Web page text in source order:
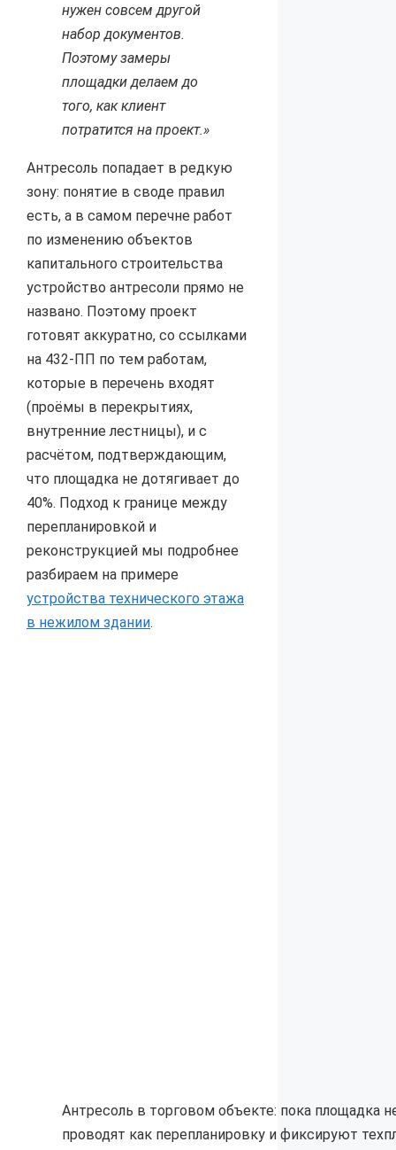
нужен совсем другой
набор документов.
Поэтому замеры
площадки делаем до
того, как клиент
потратится на проект.»
Антресоль попадает в редкую
зону: понятие в своде правил
есть, а в самом перечне работ
по изменению объектов
капитального строительства
устройство антресоли прямо не
названо. Поэтому проект
готовят аккуратно, со ссылками
на 432-ПП по тем работам,
которые в перечень входят
(проёмы в перекрытиях,
внутренние лестницы), и с
расчётом, подтверждающим,
что площадка не дотягивает до
40%. Подход к границе между
перепланировкой и
реконструкцией мы подробнее
разбираем на примере
устройства технического этажа
в нежилом здании.
Антресоль в торговом объекте: пока площадка
проводят как перепланировку и фиксируют